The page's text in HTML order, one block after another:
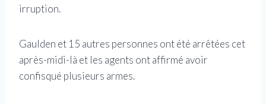
irruption.
Gaulden et 15 autres personnes ont été arrêtées cet
après-midi-là et les agents ont affirmé avoir
confisqué plusieurs armes.